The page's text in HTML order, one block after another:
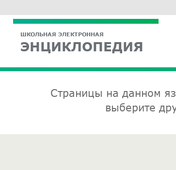
ШКОЛЬНАЯ ЭЛЕКТРОННАЯ
ЭНЦИКЛОПЕДИЯ
Страницы на данном
выберите